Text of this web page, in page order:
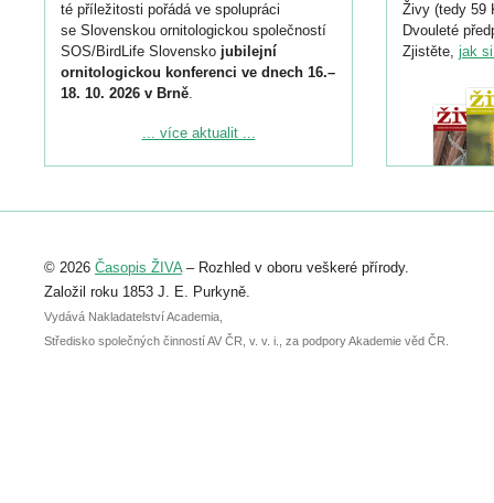
té příležitosti pořádá ve spolupráci
se Slovenskou ornitologickou společností
SOS/BirdLife Slovensko jubilejní
ornitologickou konferenci ve dnech 16.–
18. 10. 2026 v Brně.
Podrobnější informace ke konferenci
Registrovat se můžete do 6. září.
abstraktu přihlášené přednášky nebo
posteru je už 30. června.
... více aktualit ...
Živy (tedy 59
Dvouleté
Zjistěte, jak
© 2026 Časopis ŽIVA– Rozhled v oboru veškeré přírody.
Založil roku 1853 J. E. Purkyně.
Vydává Nakladatelství Academia,
Středisko společných činností AV ČR, v. v. i., za podpory Akademie věd ČR.